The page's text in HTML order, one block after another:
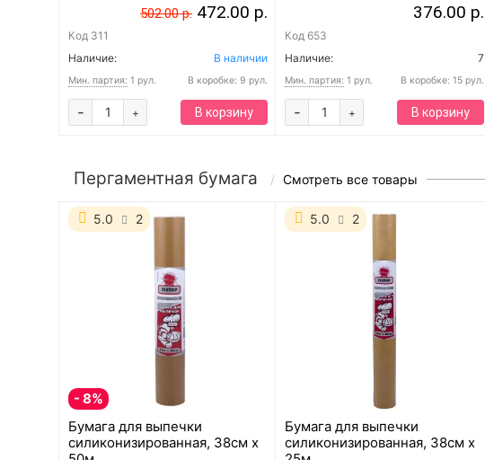
502.00 р. 472.00 р.
Код 311
Наличие:
В наличии
Мин. партия: 1 рул. В коробке: 9 рул.
+
- В корзину
376.00 р.
Код 653
Наличие:
7
Мин. партия: 1 рул. В коробке: 15 рул.
+
- В корзину
Пергаментная бумага Смотреть все товары
5.0 2
- 8%
Бумага для выпечки
силиконизированная, 38см х
5.0 2
Бумага для выпечки
силиконизированная, 38см х